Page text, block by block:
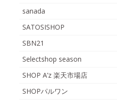
sanada
SATOSISHOP
SBN21
Selectshop season
SHOP A’z 楽天市場店
SHOPパルワン